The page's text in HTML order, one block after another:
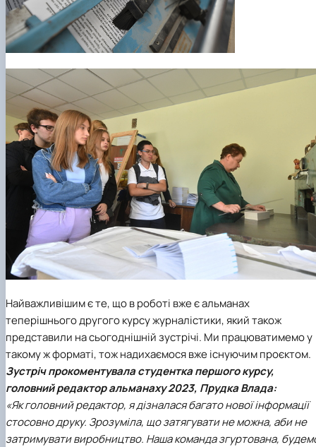
Найважливішим є те, що в роботі вже є альманах
теперішнього другого курсу журналістики, який також
представили на сьогоднішній зустрічі. Ми працюватимемо у
такому ж форматі, тож надихаємося вже існуючим проєктом.
Зустріч прокоментувала студентка першого курсу,
головний редактор альманаху 2023, Прудка Влада:
«Як головний редактор, я дізналася багато нової інформації
стосовно друку. Зрозуміла, що затягувати не можна, аби не
затримувати виробництво. Наша команда згуртована,